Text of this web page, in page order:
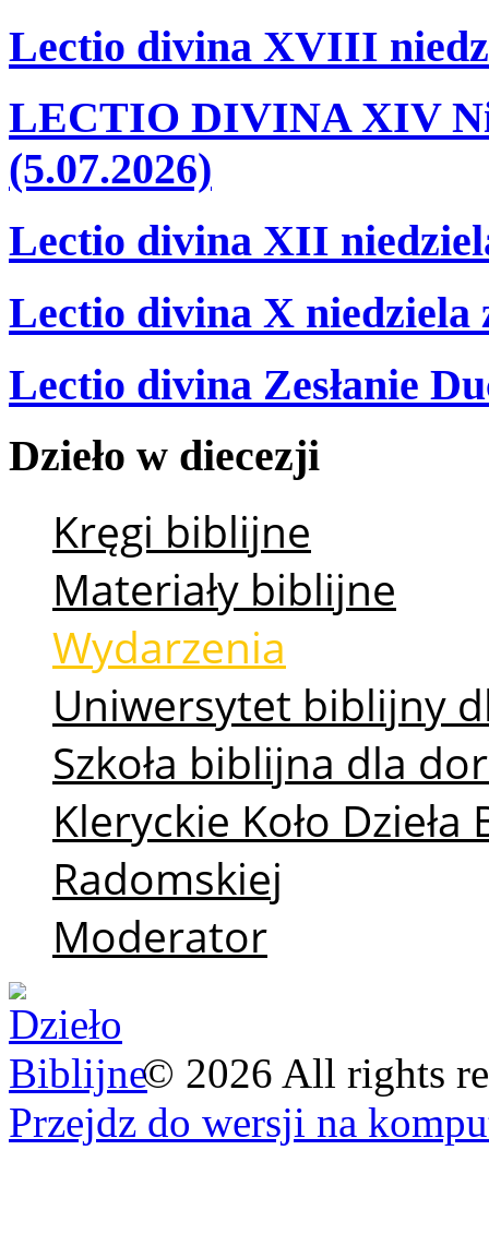
Lectio divina XVIII
LECTIO DIVINA XIV
(5.07.2026)
Lectio divina XII
Lectio divina X niedziela
Lectio divina Zesłanie
Dzieło w diecezji
Kręgi biblijne
Materiały biblijne
Wydarzenia
Uniwersytet biblijny
Szkoła biblijna dla
Kleryckie Koło
Radomskiej
Moderator
© 2026 All rights
Przejdz do wersji na